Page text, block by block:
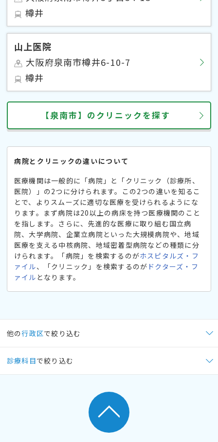
樽井
山上医院
大阪府泉南市樽井6-10-7
樽井
【泉南市】のクリニックを探す
病院とクリニックの違いについて
医療機関は一般的に「病院」と「クリニック（診療所、
医院）」の2つに分けられます。この2つの違いを知るこ
とで、よりスムーズに適切な医療を受けられるようにな
ります。まず病院は20以上の病床を持つ医療機関のこと
を指します。さらに、先進的な医療に取り組む国立病
院、大学病院、企業立病院といった大規模病院や、地域
医療を支える中核病院、地域密着型病院などの種類に分
けられます。「病院」を検索するのがホスピタルズ・フ
ァイル、「クリニック」を検索するのが ドクターズ・フ
ァイル となります。
他の行政区で絞り込む
診療科目で絞り込む